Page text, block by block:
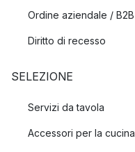
Ordine aziendale / B2B
Diritto di recesso
SELEZIONE
Servizi da tavola
Accessori per la cucina